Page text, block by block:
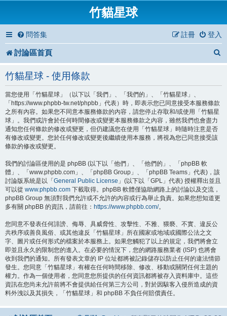
竹貓星球
問答集 登入
註冊
討論區首頁
竹貓星球 - 使用條款
當您使用「竹貓星球」（以下以「我們」、「我們的」、「竹貓星球」、
「https://www.phpbb-tw.net/phpbb」代表）時，即表示您已同意接受本服務條款
之所有內容。如果您不同意本服務條款的內容，請您停止存取和/或使用「竹貓星
球」。我們或許會於任何時間修改或變更本服務條款之內容，雖然我們也會盡力
通知您任何條款的修改或變更，但仍建議您在使用「竹貓星球」時隨時注意是否
有修改或變更。您於任何修改或變更後繼續使用本服務，將視為您已同意接受該
條款的修改或變更。
我們的討論區使用的是 phpBB (以下以「他們」、「他們的」、「phpBB 軟
體」、「www.phpbb.com」、「phpBB Group」、「phpBB Teams」代表)，該
討論版系統是以「 General Public License 」(以下以「GPL」代表) 授權釋出並且
可以從 www.phpbb.com 下載取得。phpBB 軟體僅協助網路上的討論以及交流，
phpBB Group 無須對我們允許或不允許的內容或行為舉止負責。如果您想知道更
多有關 phpBB 的資訊，請前往： https://www.phpbb.com/。
您同意不發表任何誹謗、侮辱、具威脅性、攻擊性、不雅、猥褻、不實、違反公
共秩序或善良風俗、或其他違反「竹貓星球」所在國家或地域或國際公法之文
字、圖片或任何形式的檔案於本服務上。如果您觸犯了以上的規定，我們將會立
即並且永久的限制您的進入。在必要的情況下，您的網路服務業者 (ISP) 也將會
收到我們的通知。所有發表文章的 IP 位址都將被記錄儲存以防止任何的違法情節
發生。您同意「竹貓星球」有權在任何時間移除、修改、移動或關閉任何主題的
權力。作為一個使用者，您同意您所提供的任何資訊都將被存入資料庫中。這些
資訊在您尚未允許前將不會提供給任何第三方公司，對於因駭客入侵所造成的資
料外洩以及其損失，「竹貓星球」和 phpBB 不負任何賠償責任。